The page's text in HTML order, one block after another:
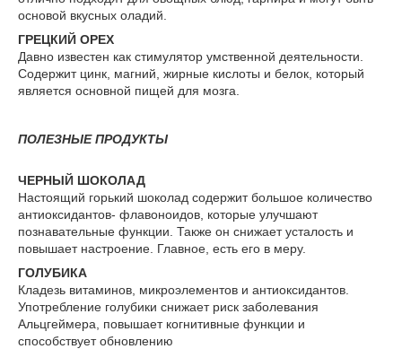
основой вкусных оладий.
ГРЕЦКИЙ ОРЕХ
Давно известен как стимулятор умственной деятельности.
Содержит цинк, магний, жирные кислоты и белок, который
является основной пищей для мозга.
ПОЛЕЗНЫЕ ПРОДУКТЫ
ЧЕРНЫЙ ШОКОЛАД
Настоящий горький шоколад содержит большое количество
антиоксидантов- флавоноидов, которые улучшают
познавательные функции. Также он снижает усталость и
повышает настроение. Главное, есть его в меру.
ГОЛУБИКА
Кладезь витаминов, микроэлементов и антиоксидантов.
Употребление голубики снижает риск заболевания
Альцгеймера, повышает когнитивные функции и
способствует обновлению